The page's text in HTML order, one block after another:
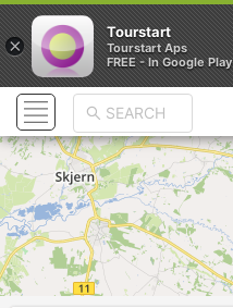
×
Tourstart
Tourstart Aps
FREE - In Google Play